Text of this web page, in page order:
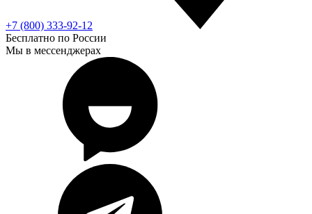
+7 (800) 333-92-12
Бесплатно по России
Мы в мессенджерах